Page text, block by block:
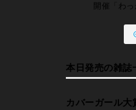
開催「わ
本日発売の雑誌
カバーガール大